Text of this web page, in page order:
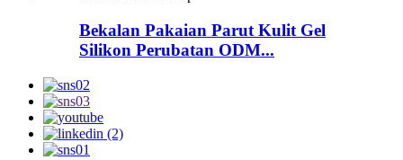
Bekalan Pakaian Parut Kulit Gel
Silikon Perubatan ODM...